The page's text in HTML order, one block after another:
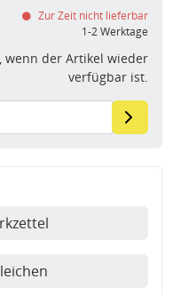
Zur Zeit nicht lieferbar
1-2 Werktage
wenn der Artikel wieder
verfügbar ist.